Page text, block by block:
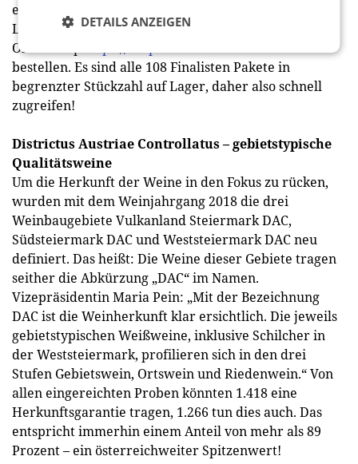
es bereits alle Finalisten-Weine der Steirischen
Landesweinbewertung 2025 als Sortenpakete im
Onlineshop
bestellen. Es sind alle 108 Finalisten Pakete in
begrenzter Stückzahl auf Lager, daher also schnell
zugreifen!
Districtus Austriae Controllatus – gebietstypische
Qualitätsweine
Um die Herkunft der Weine in den Fokus zu rücken,
wurden mit dem Weinjahrgang 2018 die drei
Weinbaugebiete Vulkanland Steiermark DAC,
Südsteiermark DAC und Weststeiermark DAC neu
definiert. Das heißt: Die Weine dieser Gebiete tragen
seither die Abkürzung „DAC“ im Namen.
Vizepräsidentin Maria Pein: „Mit der Bezeichnung
DAC ist die Weinherkunft klar ersichtlich. Die jeweils
gebietstypischen Weißweine, inklusive Schilcher in
der Weststeiermark, profilieren sich in den drei
Stufen Gebietswein, Ortswein und Riedenwein.“ Von
allen eingereichten Proben könnten 1.418 eine
Herkunftsgarantie tragen, 1.266 tun dies auch. Das
entspricht immerhin einem Anteil von mehr als 89
Prozent – ein österreichweiter Spitzenwert!
DETAILS ANZEIGEN